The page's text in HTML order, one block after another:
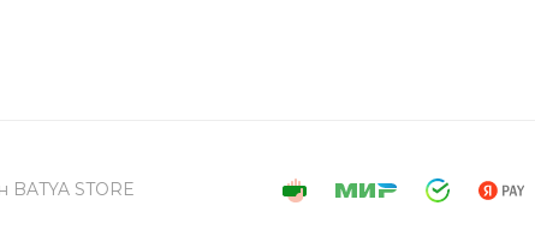
STORE